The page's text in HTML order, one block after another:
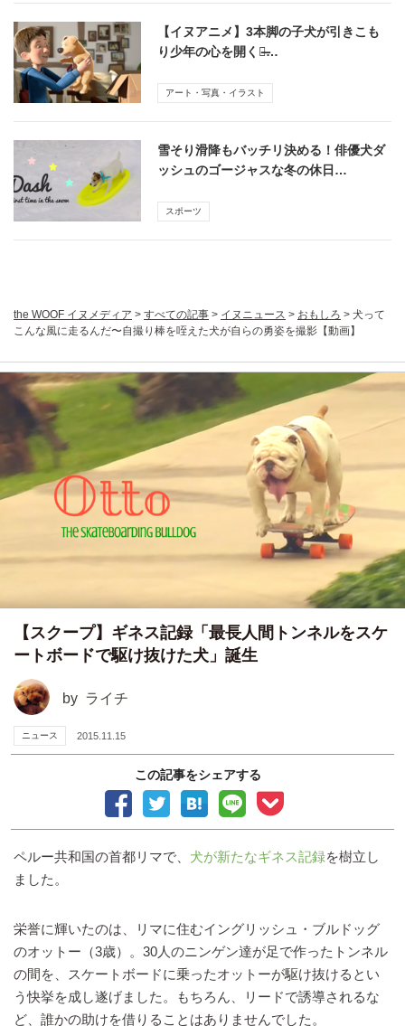
【イヌアニメ】3本脚の子犬が引きこも
り少年の心を開く〜̶…
アート・写真・イラスト
雪そり滑降もバッチリ決める！俳優犬ダ
ッシュのゴージャスな冬の休日…
スポーツ
the WOOF イヌメディア > すべての記事 > イヌニュース > おもしろ > 犬って
こんな風に走るんだ〜自撮り棒を咥えた犬が自らの勇姿を撮影【動画】
【スクープ】ギネス記録「最長人間トンネルをスケ
ートボードで駆け抜けた犬」誕生
by ライチ
ニュース 2015.11.15
この記事をシェアする
ペルー共和国の首都リマで、 犬が新たなギネス記録を樹立し
ました。
栄誉に輝いたのは、リマに住むイングリッシュ・ブルドッグ
のオットー（3歳）。30人のニンゲン達が足で作ったトンネル
の間を、スケートボードに乗ったオットーが駆け抜けるとい
う快挙を成し遂げました。もちろん、リードで誘導されるな
ど、誰かの助けを借りることはありませんでした。